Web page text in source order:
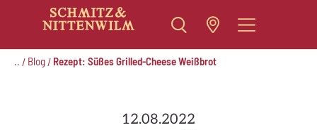
springen
.. / Blog / Rezept: Süßes Grilled-Cheese Weißbrot
12.08.2022